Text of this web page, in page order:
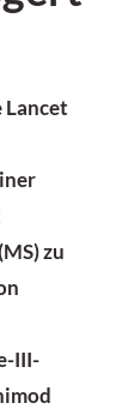
Lancet
zu
III-